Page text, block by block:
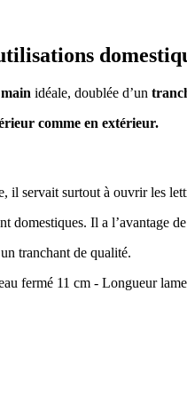
idéale, doublée d’un
comme en extérieur.
il servait surtout à ouvrir les
domestiques. Il a l’avantage
tranchant de qualité.
fermé 11 cm - Longueur